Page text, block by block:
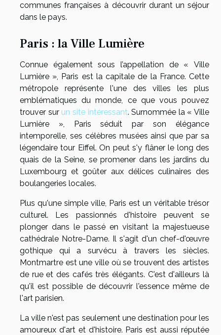
communes françaises à découvrir durant un séjour
dans le pays.
Paris : la Ville Lumière
Connue également sous l’appellation de « Ville
Lumière », Paris est la capitale de la France. Cette
métropole représente l'une des villes les plus
emblématiques du monde, ce que vous pouvez
trouver sur un site intéressant. Surnommée la « Ville
Lumière », Paris séduit par son élégance
intemporelle, ses célèbres musées ainsi que par sa
légendaire tour Eiffel. On peut s'y flâner le long des
quais de la Seine, se promener dans les jardins du
Luxembourg et goûter aux délices culinaires des
boulangeries locales.
Plus qu'une simple ville, Paris est un véritable trésor
culturel. Les passionnés d'histoire peuvent se
plonger dans le passé en visitant la majestueuse
cathédrale Notre-Dame. Il s'agit d'un chef-d'œuvre
gothique qui a survécu à travers les siècles.
Montmartre est une ville où se trouvent des artistes
de rue et des cafés très élégants. C'est d'ailleurs là
qu'il est possible de découvrir l'essence même de
l'art parisien.
La ville n'est pas seulement une destination pour les
amoureux d'art et d'histoire. Paris est aussi réputée